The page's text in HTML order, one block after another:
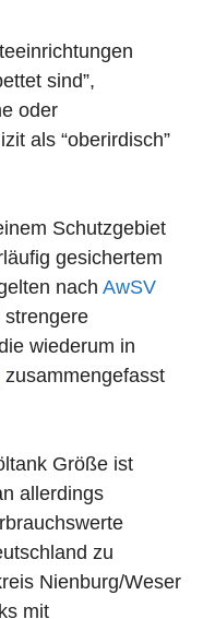
sind”,
oder
als “oberirdisch”
Schutzgebiet
gesichertem
nach AwSV
strengere
wiederum in
zusammengefasst
Größe ist
allerdings
zu
Nienburg/Weser
mit